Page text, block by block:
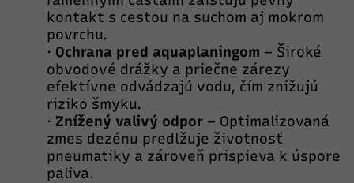
kontakt s cestou na suchom aj mokrom
povrchu.
· Ochrana pred aquaplaningom – Široké
obvodové drážky a priečne zárezy
efektívne odvádzajú vodu, čím znižujú
riziko šmyku.
· Znížený valivý odpor – Optimalizovaná
zmes dezénu predlžuje životnosť
pneumatiky a zároveň prispieva k úspore
paliva.